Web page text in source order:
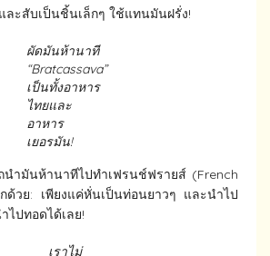
ะสับเป็นชิ้นเล็กๆ ใช้แทนมันฝรั่ง!
ผัดมันห้านาที
“Bratcassava”
เป็นทั้งอาหาร
ไทยและ
อาหาร
เยอรมัน!
ำมันห้านาทีไปทำเฟรนช์ฟรายส์ (French
ด้วย: เพียงแค่หั่นเป็นท่อนยาวๆ และนำไป
ปทอดได้เลย!
เราไม่